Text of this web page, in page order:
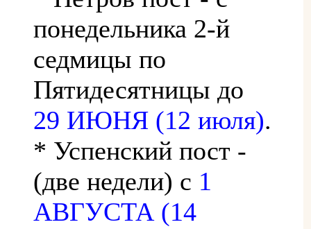
понедельника 2-й
седмицы по
Пятидесятницы до
29 ИЮНЯ (12 июля).
* Успенский пост -
(две недели) с 1
АВГУСТА (14